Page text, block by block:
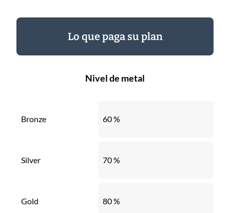
Lo que paga su plan
Nivel de metal
Bronze 60 %
Silver 70 %
Gold 80 %